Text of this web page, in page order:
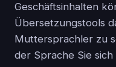
Geschäftsinhalten
Übersetzungstools
Muttersprachler zu
der Sprache Sie